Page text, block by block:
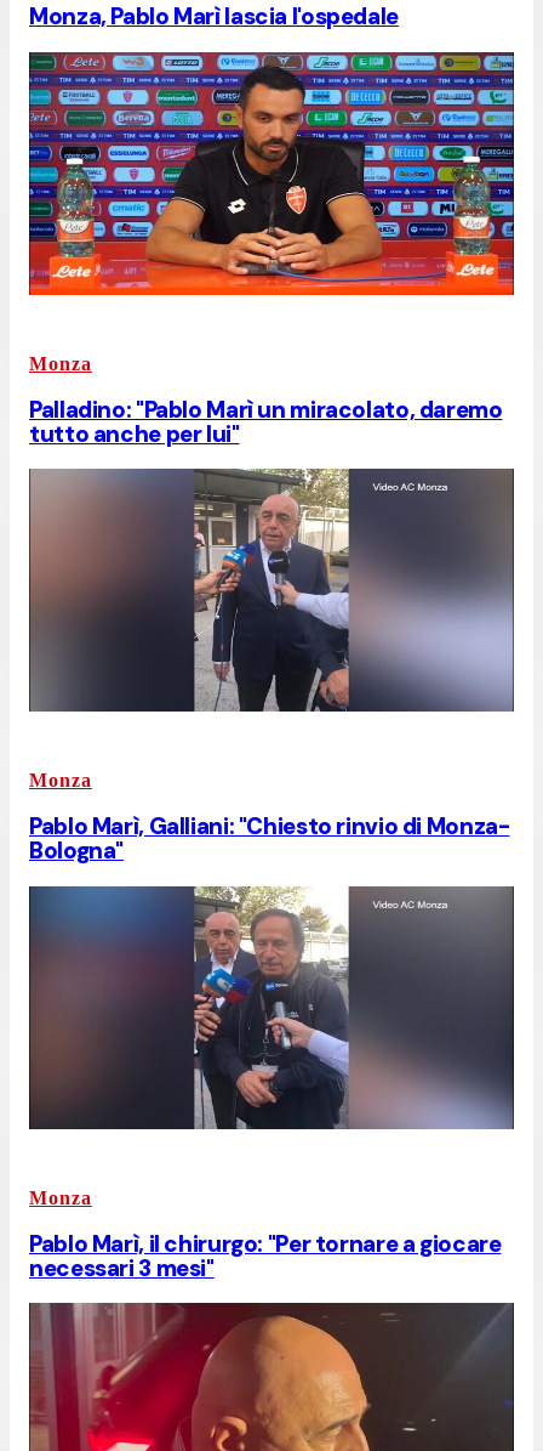
Monza, Pablo Marì lascia l'ospedale
Monza
Palladino: "Pablo Marì un miracolato, daremo
tutto anche per lui"
Monza
Pablo Marì, Galliani: "Chiesto rinvio di Monza-
Bologna"
Monza
Pablo Marì, il chirurgo: "Per tornare a giocare
necessari 3 mesi"